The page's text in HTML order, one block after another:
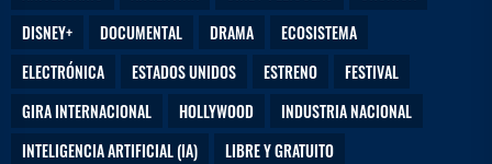
DISNEY+
DOCUMENTAL DRAMA
ECOSISTEMA
ELECTRÓNICA
ESTADOS UNIDOS ESTRENO
FESTIVAL
GIRA INTERNACIONAL
HOLLYWOOD
INDUSTRIA NACIONAL
INTELIGENCIA ARTIFICIAL (IA)
LIBRE Y GRATUITO